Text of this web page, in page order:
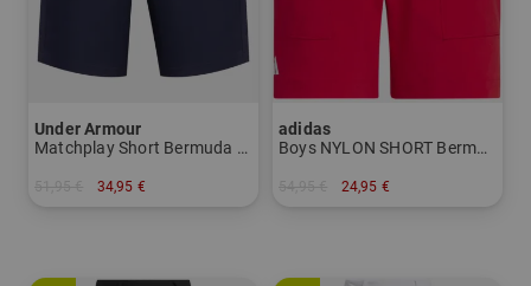
Under Armour
Matchplay Short Bermuda Hose
34,95 €
adidas
Boys NYLON SHORT Bermuda Hose
24,95 €